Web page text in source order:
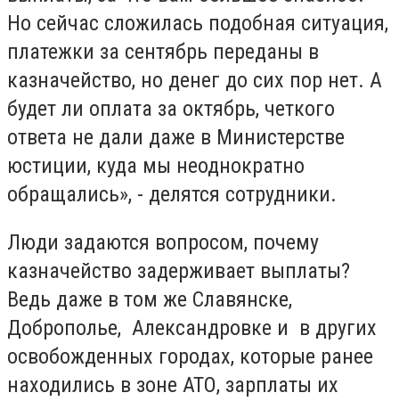
Но сейчас сложилась подобная ситуация,
платежки за сентябрь переданы в
казначейство, но денег до сих пор нет. А
будет ли оплата за октябрь, четкого
ответа не дали даже в Министерстве
юстиции, куда мы неоднократно
обращались», - делятся сотрудники.
Люди задаются вопросом, почему
казначейство задерживает выплаты?
Ведь даже в том же Славянске,
Доброполье, Александровке и в других
освобожденных городах, которые ранее
находились в зоне АТО, зарплаты их